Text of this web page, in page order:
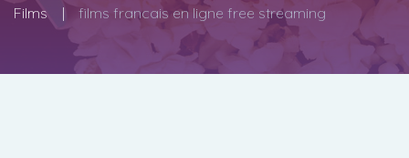
Films films francais en ligne free streaming